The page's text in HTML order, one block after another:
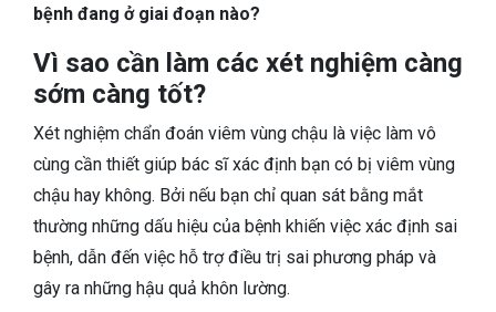
bệnh đang ở giai đoạn nào?
Vì sao cần làm các xét nghiệm càng
sớm càng tốt?
Xét nghiệm chẩn đoán viêm vùng chậu là việc làm vô
cùng cần thiết giúp bác sĩ xác định bạn có bị viêm vùng
chậu hay không. Bởi nếu bạn chỉ quan sát bằng mắt
thường những dấu hiệu của bệnh khiến việc xác định sai
bệnh, dẫn đến việc hỗ trợ điều trị sai phương pháp và
gây ra những hậu quả khôn lường.